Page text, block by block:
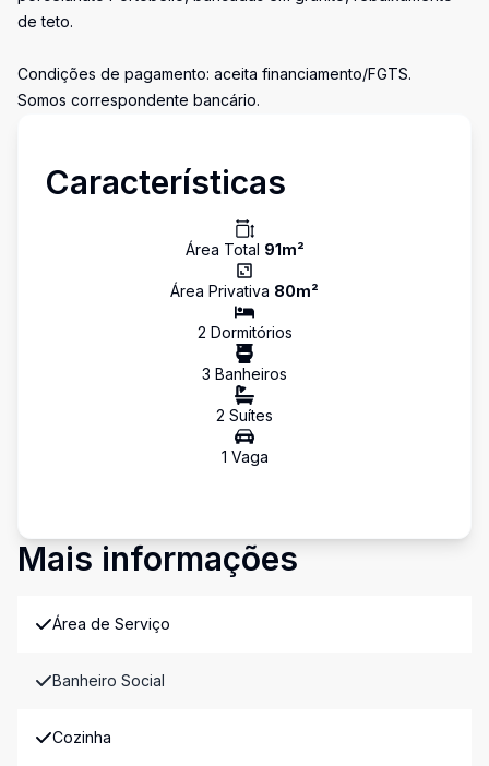
de teto.
Condições de pagamento: aceita financiamento/FGTS.
Somos correspondente bancário.
Características
Área Total 91m²
Área Privativa 80m²
2 Dormitórios
3 Banheiros
2 Suítes
1 Vaga
Mais informações
Área de Serviço
Banheiro Social
Cozinha